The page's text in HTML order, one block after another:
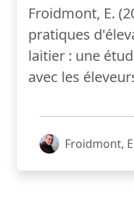
Froidmont, E.
pratiques
laitier : une
avec les
Froidmont,